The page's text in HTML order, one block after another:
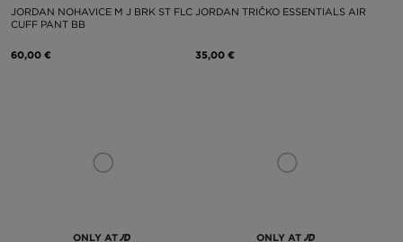
JORDAN NOHAVICE M J BRK ST FLC
CUFF PANT BB
60,00 €
JORDAN TRIČKO ESSENTIALS AIR
35,00 €
ONLY AT ONLY AT